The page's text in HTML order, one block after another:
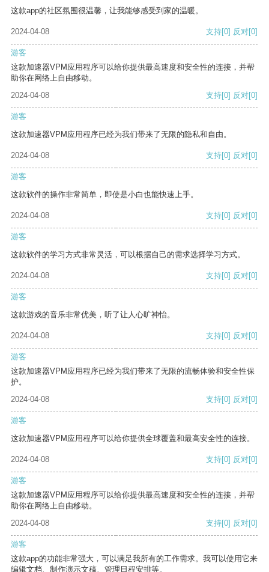
这款app的社区氛围很温馨，让我能够感受到家的温暖。
2024-04-08 支持[0] 反对[0]
游客
这款加速器VPM应用程序可以给你提供最高速度和安全性的连接，并帮
助你在网络上自由移动。
2024-04-08
支持[0] 反对[0]
游客
这款加速器VPM应用程序已经为我们带来了无限的隐私和自由。
2024-04-08 支持[0] 反对[0]
游客
这款软件的操作非常简单，即使是小白也能快速上手。
2024-04-08 支持[0] 反对[0]
游客
这款软件的学习方式非常灵活，可以根据自己的需求选择学习方式。
2024-04-08 支持[0] 反对[0]
游客
这款游戏的音乐非常优美，听了让人心旷神怡。
2024-04-08 支持[0] 反对[0]
游客
这款加速器VPM应用程序已经为我们带来了无限的流畅体验和安全性保
护。
2024-04-08
支持[0] 反对[0]
游客
这款加速器VPM应用程序可以给你提供全球覆盖和最高安全性的连接。
2024-04-08 支持[0] 反对[0]
游客
这款加速器VPM应用程序可以给你提供最高速度和安全性的连接，并帮
助你在网络上自由移动。
2024-04-08
支持[0] 反对[0]
游客
这款app的功能非常强大，可以满足我所有的工作需求。我可以使用它来
编辑文档、制作演示文稿、管理日程安排等。